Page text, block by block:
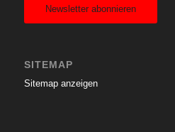
Newsletter abonnieren
SITEMAP
Sitemap anzeigen